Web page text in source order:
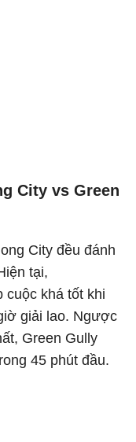
City vs Green
City đều đánh
tại,
cuộc khá tốt khi
giải lao. Ngược
Green Gully
45 phút đầu.